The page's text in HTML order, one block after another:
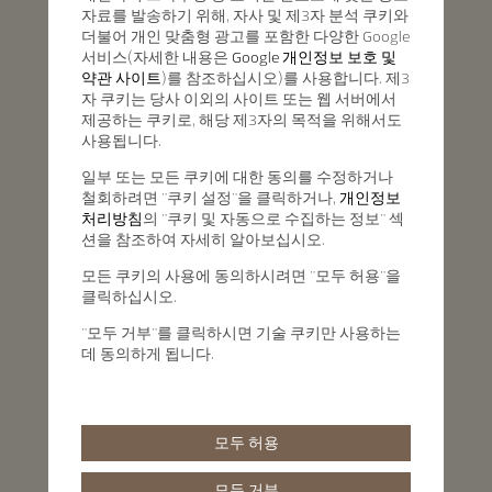
자료를 발송하기 위해, 자사 및 제3자 분석 쿠키와
더불어 개인 맞춤형 광고를 포함한 다양한 Google
서비스(자세한 내용은 Google 개인정보 보호 및
약관 사이트)를 참조하십시오)를 사용합니다. 제3
자 쿠키는 당사 이외의 사이트 또는 웹 서버에서
제공하는 쿠키로, 해당 제3자의 목적을 위해서도
사용됩니다.
일부 또는 모든 쿠키에 대한 동의를 수정하거나
철회하려면 "쿠키 설정"을 클릭하거나, 개인정보
처리방침의 "쿠키 및 자동으로 수집하는 정보" 섹
션을 참조하여 자세히 알아보십시오.
모든 쿠키의 사용에 동의하시려면 "모두 허용"을
클릭하십시오.
"모두 거부"를 클릭하시면 기술 쿠키만 사용하는
데 동의하게 됩니다.
모두 허용